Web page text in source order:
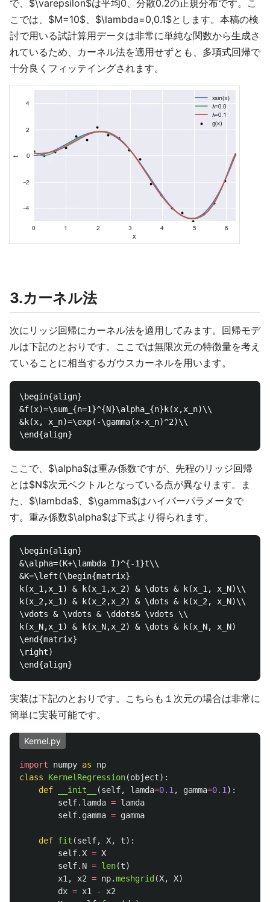
で、$\varepsilon$は平均0、分散0.2の正規分布です。こ
こでは、$M=10$、$\lambda=0,0.1$とします。本稿の検
討で用いる試計算用データは非常に単純な関数から生成さ
れているため、カーネル法を適用せずとも、多項式回帰で
十分良くフィッテイングされます。
3.カーネル法
次にリッジ回帰にカーネル法を適用してみます。回帰モデ
ルは下記のとおりです。ここでは無限次元の特徴量を考え
ていることに相当するガウスカーネルを用います。
\begin{align}
&f(x)=\sum_{n=1}^{N}\alpha_{n}k(x,x_n)\\
&k(x, x_n)=\exp(-\gamma(x-x_n)^2)\\
ここで、$\alpha$は重み係数ですが、先程のリッジ回帰
とは$N$次元ベクトルとなっている点が異なります。ま
た、$\lambda$、$\gamma$はハイパーパラメータで
す。重み係数$\alpha$は下式より得られます。
\begin{align}
&\alpha=(K+\lambda I)^{-1}t\\
&K=\left(\begin{matrix}
k(x_1,x_1) & k(x_1,x_2) & \dots & k(x_1, x_N)\\
k(x_2,x_1) & k(x_2,x_2) & \dots & k(x_2, x_N)\\
\vdots & \vdots & \ddots& \vdots \\
k(x_N,x_1) & k(x_N,x_2) & \dots & k(x_N, x_N)
\end{matrix}
\right)
実装は下記のとおりです。こちらも１次元の場合は非常に
簡単に実装可能です。
Kernel.py
import numpy as
np
class
KernelRegression(object):
def
__init__ (self, lamda=0.1 , gamma=0.1 ):
self. lamda = lamda
self. gamma = gamma
def fit (self, X, t):
self.X = X
self. N = len(t)
x1 , x2 = np.meshgrid (X, X)
dx = x1 -
x2